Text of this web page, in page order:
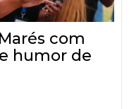
com
humor de